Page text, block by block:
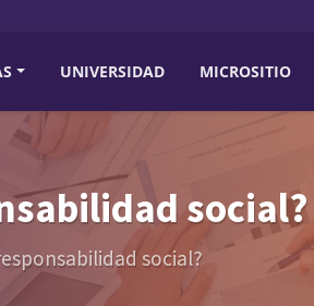
UNIVERSIDAD MICROSITIO
social?